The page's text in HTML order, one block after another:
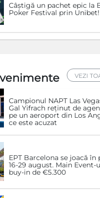
Câștigă un pachet epic la
Poker Festival prin Unibet!
VEZI
Campionul NAPT Las
Gal Yifrach reținut de
pe un aeroport din Los
ce este acuzat
EPT Barcelona se joacă în
16-29 august. Main Event-
buy-in de €5.300